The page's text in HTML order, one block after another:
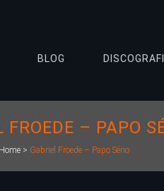
BLOG
FROEDE – PAPO
Home> Gabriel Froede – Papo Sério